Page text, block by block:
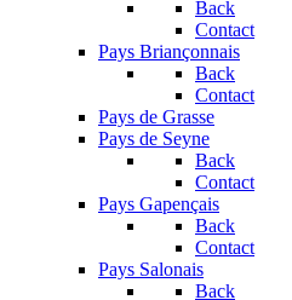
Back
Contact
Pays Briançonnais
Back
Contact
Pays de Grasse
Pays de Seyne
Back
Contact
Pays Gapençais
Back
Contact
Pays Salonais
Back